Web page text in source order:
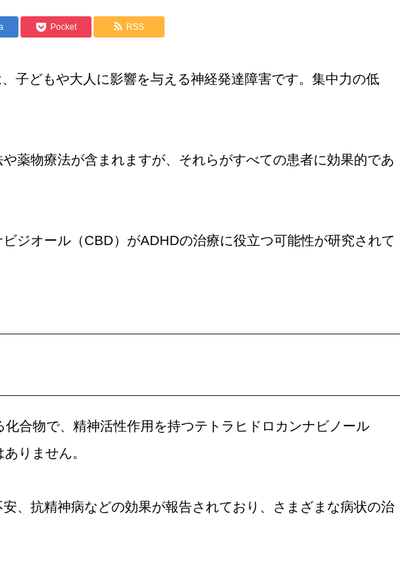
Pocket RSS
子どもや大人に影響を与える神経発達障害です。集中力の低
薬物療法が含まれますが、それらがすべての患者に効果的であ
ジオール（CBD）がADHDの治療に役立つ可能性が研究されて
合物で、精神活性作用を持つテトラヒドロカンナビノール
りません。
、抗精神病などの効果が報告されており、さまざまな病状の治